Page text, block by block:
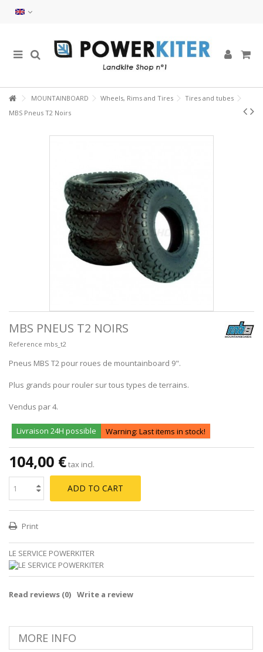
MOUNTAINBOARD Wheels, Rims and Tires
Tires and tubes
MBS Pneus T2 Noirs
MBS PNEUS T2 NOIRS
Reference mbs_t2
Pneus MBS T2 pour roues de mountainboard 9".
Plus grands pour rouler sur tous types de terrains.
Vendus par 4.
Livraison 24H possible Warning: Last items in stock!
104,00 €tax incl.
ADD TO CART
Print
LE SERVICE POWERKITER
Read reviews (0) Write a review
MORE INFO